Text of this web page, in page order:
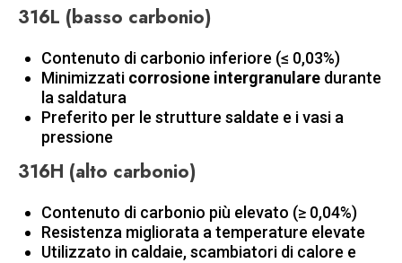
316L (basso carbonio)
Contenuto di carbonio inferiore (≤ 0,03%)
Minimizzati corrosione intergranulare durante
la saldatura
Preferito per le strutture saldate e i vasi a
pressione
316H (alto carbonio)
Contenuto di carbonio più elevato (≥ 0,04%)
Resistenza migliorata a temperature elevate
Utilizzato in caldaie, scambiatori di calore e